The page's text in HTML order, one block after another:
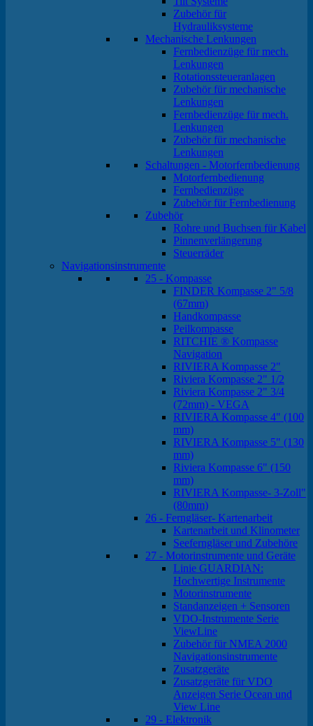
Zubehör für
Hydrauliksysteme
Mechanische Lenkungen
Fernbedienzüge für mech.
Lenkungen
Rotationssteueranlagen
Zubehör für mechanische
Lenkungen
Fernbedienzüge für mech.
Lenkungen
Zubehör für mechanische
Lenkungen
Schaltungen - Motorfernbedienung
Motorfernbedienung
Fernbedienzüge
Zubehör für Fernbedienung
Zubehör
Rohre und Buchsen für Kabel
Pinnenverlängerung
Steuerräder
Navigationsinstrumente
25 - Kompasse
FINDER Kompasse 2" 5/8
(67mm)
Handkompasse
Peilkompasse
RITCHIE ® Kompasse
Navigation
RIVIERA Kompasse 2"
Riviera Kompasse 2" 1/2
Riviera Kompasse 2" 3/4
(72mm) - VEGA
RIVIERA Kompasse 4" (100
mm)
RIVIERA Kompasse 5" (130
mm)
Riviera Kompasse 6" (150
mm)
RIVIERA Kompasse- 3-Zoll"
(80mm)
26 - Ferngläser- Kartenarbeit
Kartenarbeit und Klinometer
Seeferngläser und Zubehöre
27 - Motorinstrumente und Geräte
Linie GUARDIAN:
Hochwertige Instrumente
Motorinstrumente
Standanzeigen + Sensoren
VDO-Instrumente Serie
ViewLine
Zubehör für NMEA 2000
Navigationsinstrumente
Zusatzgeräte
Zusatzgeräte für VDO
Anzeigen Serie Ocean und
View Line
29 - Elektronik